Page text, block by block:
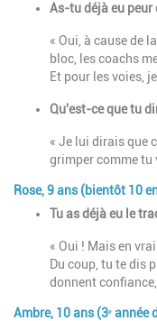
As-tu déjà eu peur
« Oui, à cause de
bloc, les coachs
Et pour les voies,
Qu'est-ce que tu
« Je lui dirais que
grimper comme tu
Rose, 9 ans (bientôt 10
Tu as déjà eu le
« Oui ! Mais en
Du coup, tu te dis
donnent
Ambre, 10 ans (3ᵉ année